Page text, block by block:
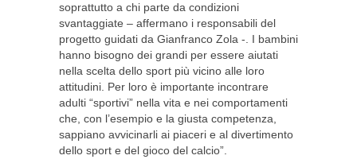
soprattutto a chi parte da condizioni
svantaggiate – affermano i responsabili del
progetto guidati da Gianfranco Zola -. I bambini
hanno bisogno dei grandi per essere aiutati
nella scelta dello sport più vicino alle loro
attitudini. Per loro è importante incontrare
adulti “sportivi” nella vita e nei comportamenti
che, con l’esempio e la giusta competenza,
sappiano avvicinarli ai piaceri e al divertimento
dello sport e del gioco del calcio”.